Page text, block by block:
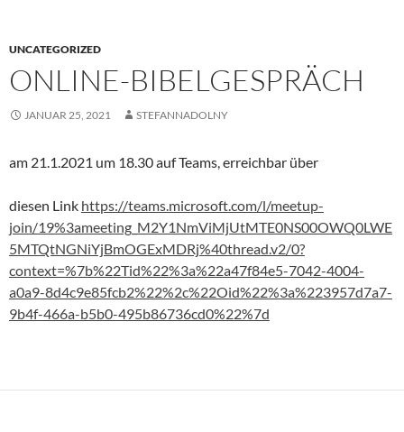
UNCATEGORIZED
ONLINE-BIBELGESPRÄCH
JANUAR 25, 2021 STEFANNADOLNY
am 21.1.2021 um 18.30 auf Teams, erreichbar über
diesen Link https://teams.microsoft.com/l/meetup-
join/19%3ameeting_M2Y1NmViMjUtMTE0NS00OWQ0LWE
5MTQtNGNiYjBmOGExMDRj%40thread.v2/0?
context=%7b%22Tid%22%3a%22a47f84e5-7042-4004-
a0a9-8d4c9e85fcb2%22%2c%22Oid%22%3a%223957d7a7-
9b4f-466a-b5b0-495b86736cd0%22%7d